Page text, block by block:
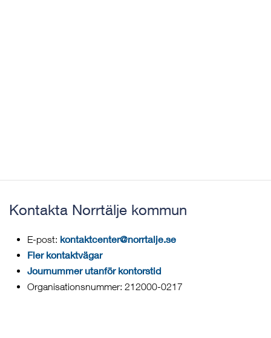
Kontakta Norrtälje kommun
E-post: kontaktcenter@norrtalje.se
Fler kontaktvägar
Journummer utanför kontorstid
Organisationsnummer: 212000-0217